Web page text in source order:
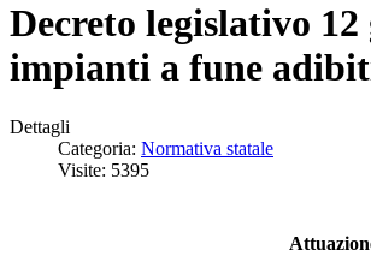
Decreto legislativo
impianti a fune
Dettagli
Categoria: Normativa statale
Visite: 5395